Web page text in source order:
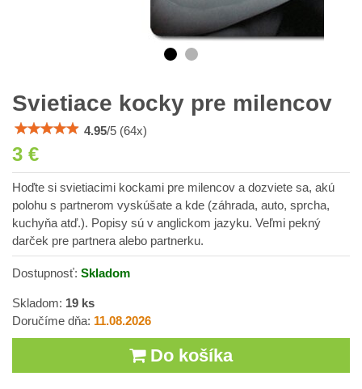
Svietiace kocky pre milencov
4.95/5 (64x)
3 €
Hoďte si svietiacimi kockami pre milencov a dozviete sa, akú
polohu s partnerom vyskúšate a kde (záhrada, auto, sprcha,
kuchyňa atď.). Popisy sú v anglickom jazyku. Veľmi pekný
darček pre partnera alebo partnerku.
Dostupnosť: Skladom
Skladom: 19 ks
Doručíme dňa: 11.08.2026
Do košíka